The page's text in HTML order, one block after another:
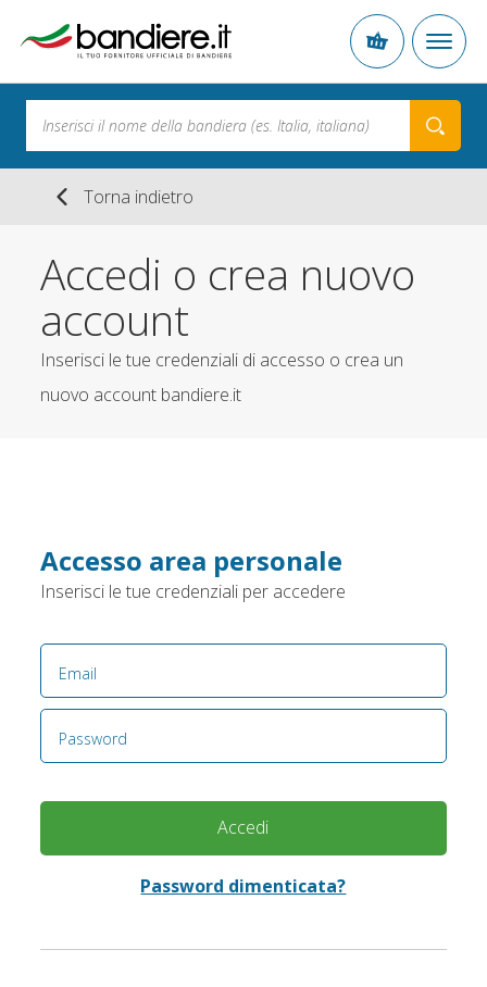
Torna indietro
Accedi o crea nuovo
account
Inserisci le tue credenziali di accesso o crea un
nuovo account bandiere.it
Accesso area personale
Inserisci le tue credenziali per accedere
Email
Password
Accedi
Password dimenticata?